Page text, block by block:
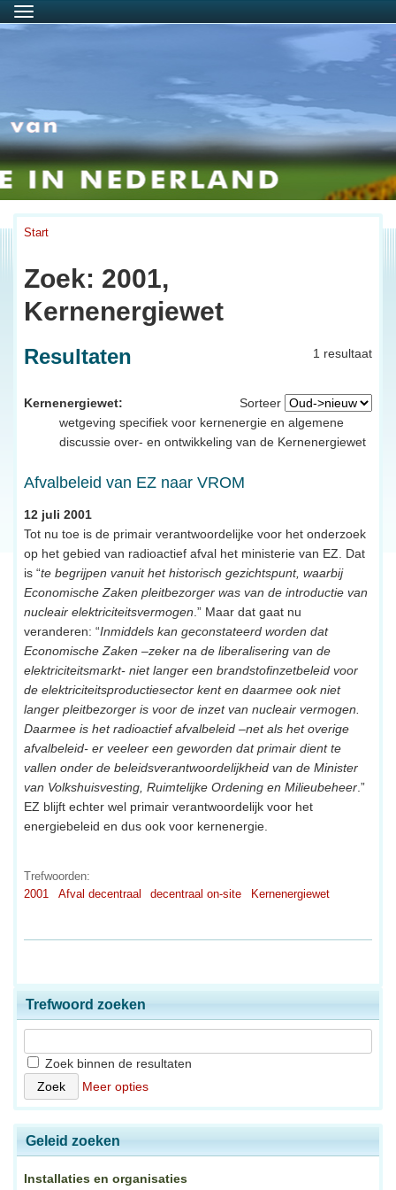
Menu
Start
Zoek: 2001,
Kernenergiewet
1 resultaat
Resultaten
Sorteer
Kernenergiewet:
wetgeving specifiek voor kernenergie en algemene
discussie over- en ontwikkeling van de Kernenergiewet
Afvalbeleid van EZ naar VROM
12 juli 2001
Tot nu toe is de primair verantwoordelijke voor het onderzoek
op het gebied van radioactief afval het ministerie van EZ. Dat
is “te begrijpen vanuit het historisch gezichtspunt, waarbij
Economische Zaken pleitbezorger was van de introductie van
nucleair elektriciteitsvermogen .” Maar dat gaat nu
veranderen: “Inmiddels kan geconstateerd worden dat
Economische Zaken –zeker na de liberalisering van de
elektriciteitsmarkt- niet langer een brandstofinzetbeleid voor
de elektriciteitsproductiesector kent en daarmee ook niet
langer pleitbezorger is voor de inzet van nucleair vermogen.
Daarmee is het radioactief afvalbeleid –net als het overige
afvalbeleid- er veeleer een geworden dat primair dient te
vallen onder de beleidsverantwoordelijkheid van de Minister
van Volkshuisvesting, Ruimtelijke Ordening en Milieubeheer .”
EZ blijft echter wel primair verantwoordelijk voor het
energiebeleid en dus ook voor kernenergie.
Trefwoorden:
2001
Afval decentraal decentraal on-site Kernenergiewet
Trefwoord zoeken
Zoek binnen de resultaten
Meer opties
Geleid zoeken
Installaties en organisaties